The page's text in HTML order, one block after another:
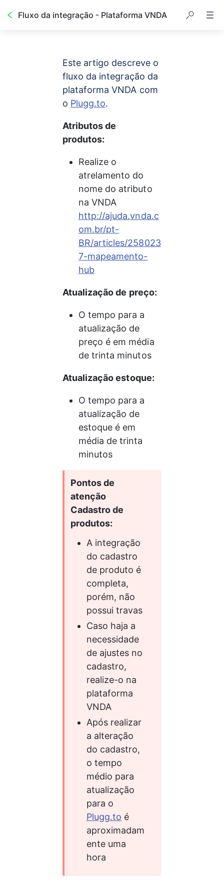
Fluxo da integração - Plataforma VNDA
Este artigo descreve o
fluxo da integração da
plataforma VNDA com
o Plugg.to.
Atributos de
produtos:
Realize o
atrelamento do
nome do atributo
na VNDA
http://ajuda.vnda.c
om.br/pt-
BR/articles/258023
7-mapeamento-
hub
Atualização de preço:
O tempo para a
atualização de
preço é em média
de trinta minutos
Atualização estoque:
O tempo para a
atualização de
estoque é em
média de trinta
minutos
Pontos de
atenção
Cadastro de
produtos:
A integração
do cadastro
de produto é
completa,
porém, não
possui travas
Caso haja a
necessidade
de ajustes no
cadastro,
realize-o na
plataforma
VNDA
Após realizar
a alteração
do cadastro,
o tempo
médio para
atualização
para o
Plugg.to é
aproximadam
ente uma
hora